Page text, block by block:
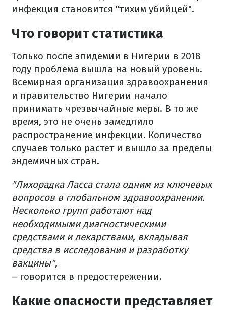
инфекция становится "тихим убийцей".
Что говорит статистика
Только после эпидемии в Нигерии в 2018
году проблема вышла на новый уровень.
Всемирная организация здравоохранения
и правительство Нигерии начало
принимать чрезвычайные меры. В то же
время, это не очень замедлило
распространение инфекции. Количество
случаев только растет и вышло за пределы
эндемичных стран.
"Лихорадка Ласса стала одним из ключевых
вопросов в глобальном здравоохранении.
Несколько групп работают над
необходимыми диагностическими
средствами и лекарствами, вкладывая
средства в исследования и разработку
вакцины",
– говорится в предостережении.
Какие опасности представляет